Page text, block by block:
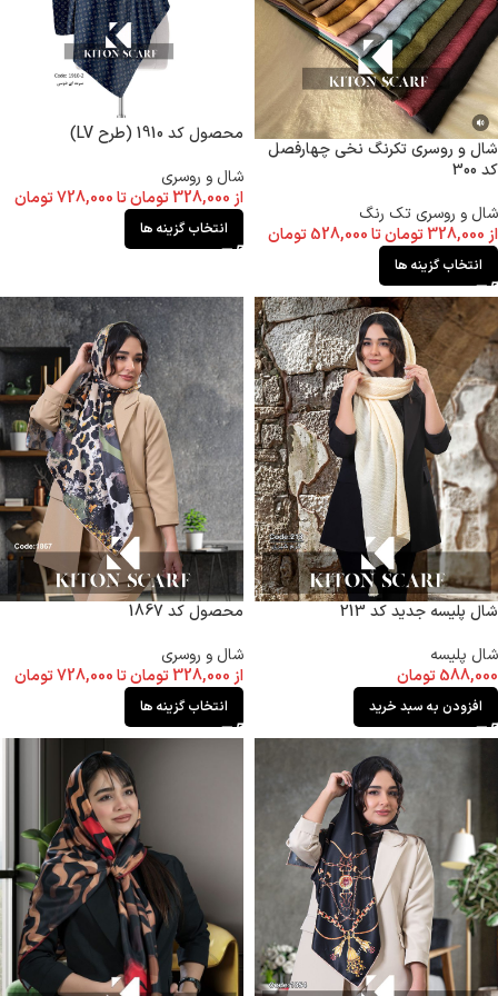
شال و روسری تکرنگ نخی چهارفصل
کد 300
شال و روسری تک رنگ
از 328,000تومانتا528,000تومان
انتخاب گزینه ها
محصول کد 1910 (طرح LV)
شال و روسری
از 328,000تومانتا728,000تومان
انتخاب گزینه ها
شال پلیسه جدید کد 213
شال پلیسه
588,000تومان
افزودن به سبد خرید
محصول کد 1867
شال و روسری
از 328,000تومانتا728,000تومان
انتخاب گزینه ها